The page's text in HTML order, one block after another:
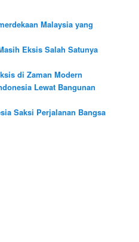
Malaysia yang
Eksis Salah Satunya
di Zaman Modern
Lewat Bangunan
Saksi Perjalanan Bangsa